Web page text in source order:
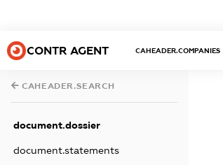
CONTR AGENT CAHEADER.COMPANIES
CAHEADER.SEARCH
document.dossier
document.statements